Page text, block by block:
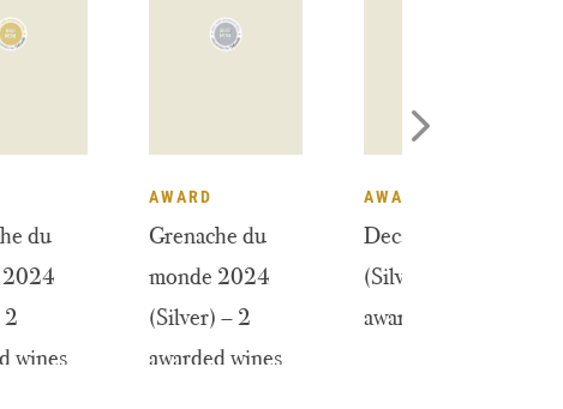
Grenache du
monde 2024
(Gold): 2
awarded wines
Grenache du
monde 2024
(Silver) – 2
awarded wines